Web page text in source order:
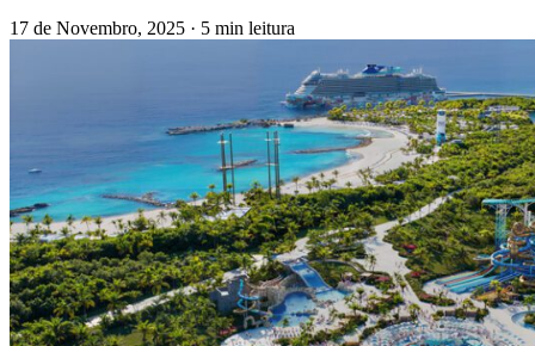
17 de Novembro, 2025 · 5 min leitura